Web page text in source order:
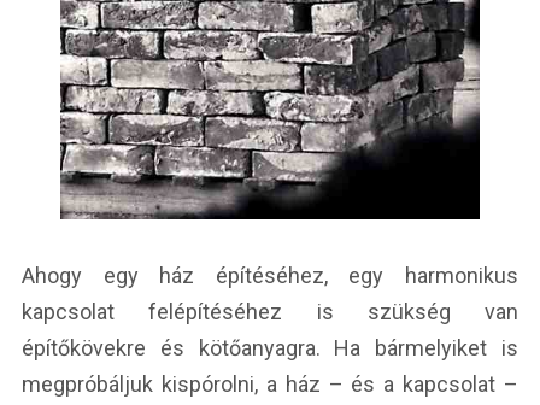
Ahogy egy ház építéséhez, egy harmonikus
kapcsolat felépítéséhez is szükség van
építőkövekre és kötőanyagra. Ha bármelyiket is
megpróbáljuk kispórolni, a ház – és a kapcsolat –